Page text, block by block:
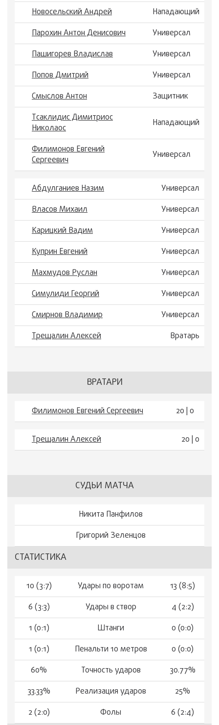
Новосельский Андрей
Нападающий
Парохин Антон Денисович
Универсал
Пашигорев Владислав
Универсал
Попов Дмитрий
Универсал
Смыслов Антон
Защитник
Тсаклидис Димитриос
Николаос
Нападающий
Филимонов Евгений
Сергеевич
Универсал
Абдулганиев Назим
Универсал
Власов Михаил
Универсал
Карицкий Вадим
Универсал
Куприн Евгений
Универсал
Махмудов Руслан
Универсал
Симулиди Георгий
Универсал
Смирнов Владимир
Универсал
Трещалин Алексей
Вратарь
ВРАТАРИ
Филимонов Евгений Сергеевич 20 | 0
Трещалин Алексей 20 | 0
СУДЬИ МАТЧА
Никита Панфилов
Григорий Зеленцов
СТАТИСТИКА
10 (3:7) Удары по воротам
13 (8:5)
6 (3:3)
Удары в створ
4 (2:2)
1 (0:1)
Штанги
0 (0:0)
1 (0:1)
Пенальти 10 метров
0 (0:0)
60%
Точность ударов
30.77%
33.33%
Реализация ударов
25%
2 (2:0)
Фолы 6 (2:4)